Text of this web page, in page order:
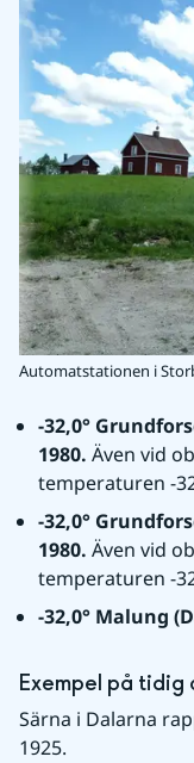
Automatstationen i
-32,0°
1980. Även vid
temperaturen -
-32,0°
1980. Även vid
temperaturen -
-32,0° Malung
Exempel på tidig
Särna i Dalarna
1925.